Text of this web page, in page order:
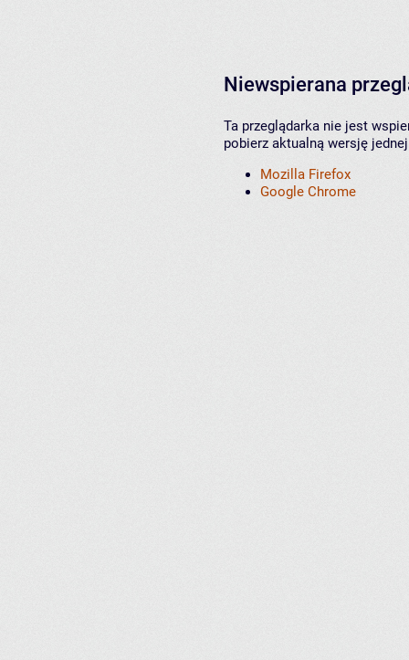
Niewspierana
Ta przeglądarka nie jest
pobierz aktualną wersję
Mozilla Firefox
Google Chrome